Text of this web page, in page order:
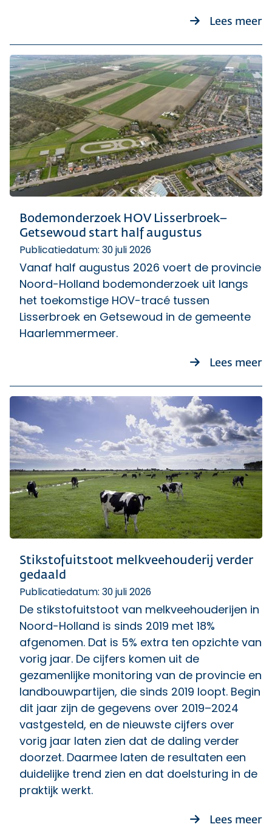
Lees meer
Bodemonderzoek HOV Lisserbroek–
Getsewoud start half augustus
Publicatiedatum: 30 juli 2026
Vanaf half augustus 2026 voert de provincie
Noord-Holland bodemonderzoek uit langs
het toekomstige HOV-tracé tussen
Lisserbroek en Getsewoud in de gemeente
Haarlemmermeer.
Lees meer
Stikstofuitstoot melkveehouderij verder
gedaald
Publicatiedatum: 30 juli 2026
De stikstofuitstoot van melkveehouderijen in
Noord-Holland is sinds 2019 met 18%
afgenomen. Dat is 5% extra ten opzichte van
vorig jaar. De cijfers komen uit de
gezamenlijke monitoring van de provincie en
landbouwpartijen, die sinds 2019 loopt. Begin
dit jaar zijn de gegevens over 2019–2024
vastgesteld, en de nieuwste cijfers over
vorig jaar laten zien dat de daling verder
doorzet. Daarmee laten de resultaten een
duidelijke trend zien en dat doelsturing in de
praktijk werkt.
Lees meer